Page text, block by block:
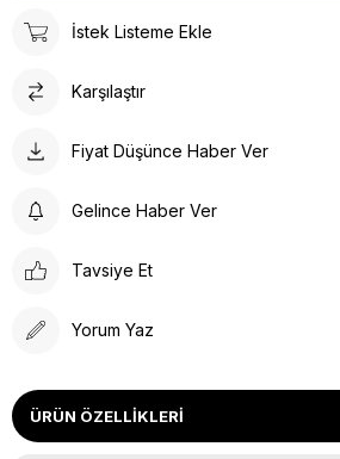
İstek Listeme Ekle
Karşılaştır
Fiyat Düşünce Haber Ver
Gelince Haber Ver
Tavsiye Et
Yorum Yaz
ÜRÜN ÖZELLIKLERI